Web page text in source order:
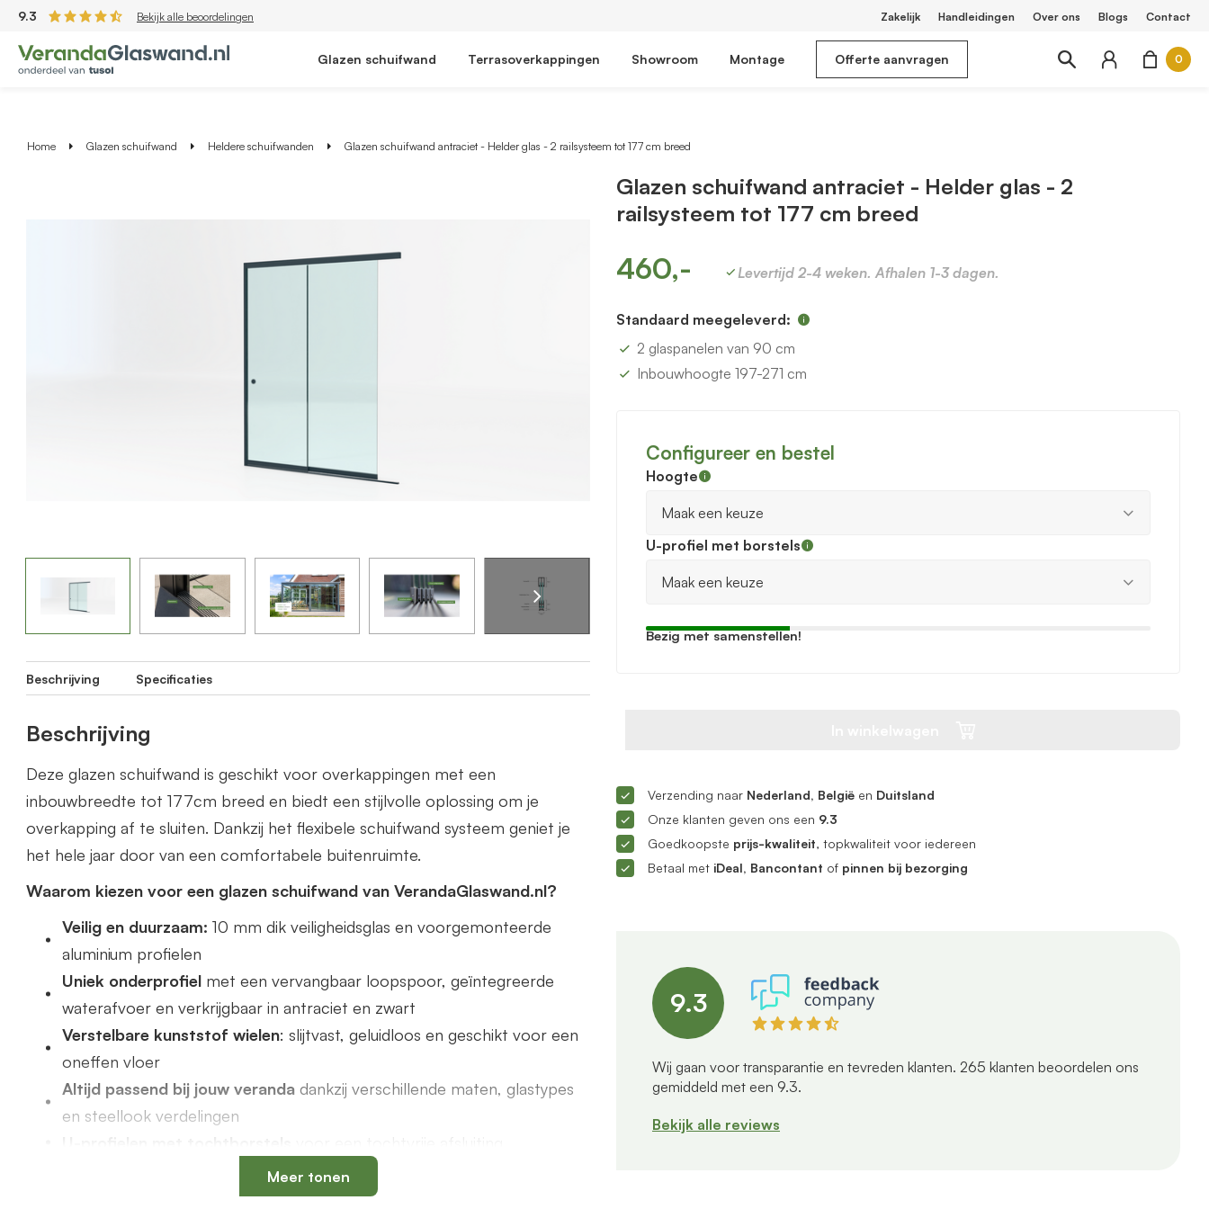
9.3 Bekijk alle beoordelingen Zakelijk Handleidingen Over ons Blogs Contact
Glazen schuifwand Terrasoverkappingen Showroom Montage Offerte aanvragen 0
Home Glazen schuifwand Heldere schuifwanden Glazen schuifwand antraciet - Helder glas - 2 railsysteem tot 177 cm breed
Beschrijving Specificaties
Beschrijving
Deze glazen schuifwand is geschikt voor overkappingen met een
inbouwbreedte tot 177cm breed en biedt een stijlvolle oplossing om je
overkapping af te sluiten. Dankzij het flexibele schuifwand systeem geniet je
het hele jaar door van een comfortabele buitenruimte.
Waarom kiezen voor een glazen schuifwand van VerandaGlaswand.nl?
Veilig en duurzaam: 10 mm dik veiligheidsglas en voorgemonteerde
aluminium profielen
Uniek onderprofiel met een vervangbaar loopspoor, geïntegreerde
waterafvoer en verkrijgbaar in antraciet en zwart
Verstelbare kunststof wielen: slijtvast, geluidloos en geschikt voor een
oneffen vloer
Altijd passend bij jouw veranda dankzij verschillende maten, glastypes
en steellook verdelingen
Meer tonen
Glazen schuifwand antraciet - Helder glas - 2
railsysteem tot 177 cm breed
460,- Levertijd 2-4 weken. Afhalen 1-3 dagen.
Standaard meegeleverd:
2 glaspanelen van 90 cm
Inbouwhoogte 197-271 cm
Configureer en bestel
Hoogte
U-profiel met borstels
Bezig met samenstellen!
Verzending naar Nederland, België en Duitsland
Onze klanten geven ons een 9.3
Goedkoopste prijs-kwaliteit, topkwaliteit voor iedereen
Betaal met iDeal, Bancontant of pinnen bij bezorging
9.3
Wij gaan voor transparantie en tevreden klanten. 265 klanten beoordelen ons
gemiddeld met een 9.3.
Bekijk alle reviews